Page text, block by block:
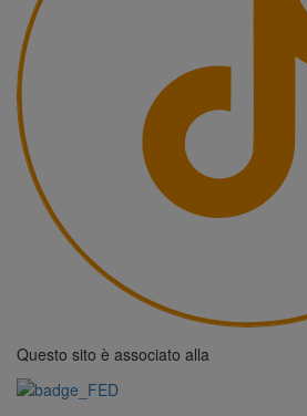
Questo sito è associato alla